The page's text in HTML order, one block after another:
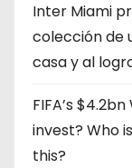
Inter Miami
colección de
casa y al
FIFA’s
invest? Who
this?